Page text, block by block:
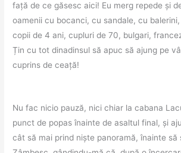
față de ce găsesc aici! Eu merg repede și
oamenii cu bocanci, cu sandale, cu
copii de 4 ani, cupluri de 70, bulgari,
Țin cu tot dinadinsul să apuc să ajung pe
cuprins de ceață!
Nu fac nicio pauză, nici chiar la cabana
punct de popas înainte de asaltul final, și
cât să mai prind niște panoramă, înainte să